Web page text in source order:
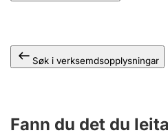
Søk i verksemdsopplysningar
Fann du det du